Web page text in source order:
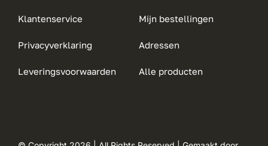
Klantenservice
Privacyverklaring
Leveringsvoorwaarden
Mijn bestellingen
Adressen
Alle producten